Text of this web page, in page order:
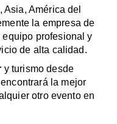
América del
la empresa de
profesional y
de alta calidad.
y turismo desde
la mejor
otro evento en